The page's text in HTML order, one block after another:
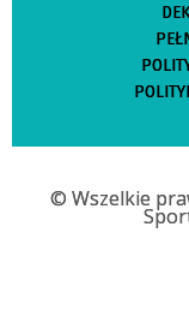
© Wszelkie